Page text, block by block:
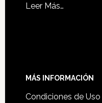
Leer Más…
MÁS INFORMACIÓN
Condiciones de Uso